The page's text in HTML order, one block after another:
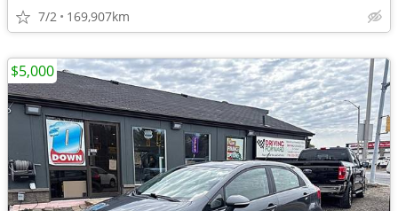
7/2 169,907km
$5,000